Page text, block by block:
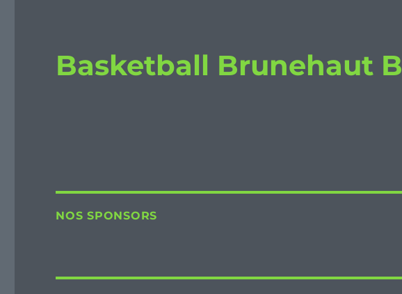
Basketball Brunehaut B
NOS SPONSORS